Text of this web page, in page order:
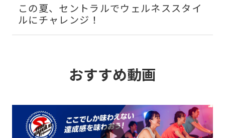
この夏、セントラルでウェルネススタイ
ルにチャレンジ！
紹介者も入会者も嬉しい♪お友だち紹介
2026.08.01 お知らせ
おすすめ動画